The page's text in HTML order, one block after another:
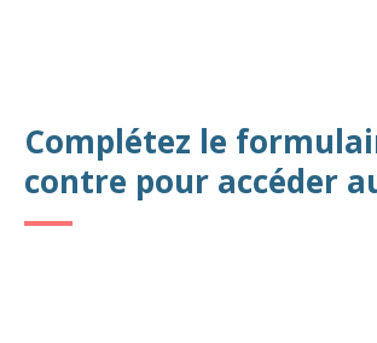
Complétez le
contre pour accéder